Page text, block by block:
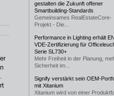
gestalten die Zukunft offener
Smartbuilding-Standards
Gemeinsames RealEstateCore-
Projekt - Die...
Performance in Lighting erhält
VDE-Zertifizierung für
Serie SL730+
Mehr Freiheit in der Planung,
Sicherheit im...
Signify verstärkt sein OEM-
mit Xitanium
Xitanium wird von einer